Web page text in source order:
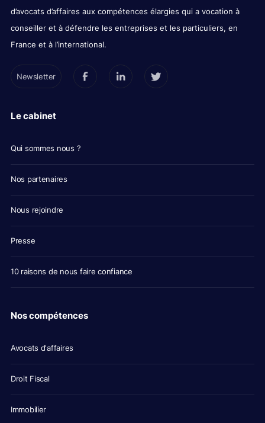
d’avocats d’affaires aux compétences élargies qui a vocation à
conseiller et à défendre les entreprises et les particuliers, en
France et à l’international.
Newsletter
Le cabinet
Qui sommes nous ?
Nos partenaires
Nous rejoindre
Presse
10 raisons de nous faire confiance
Nos compétences
Avocats d'affaires
Droit Fiscal
Immobilier